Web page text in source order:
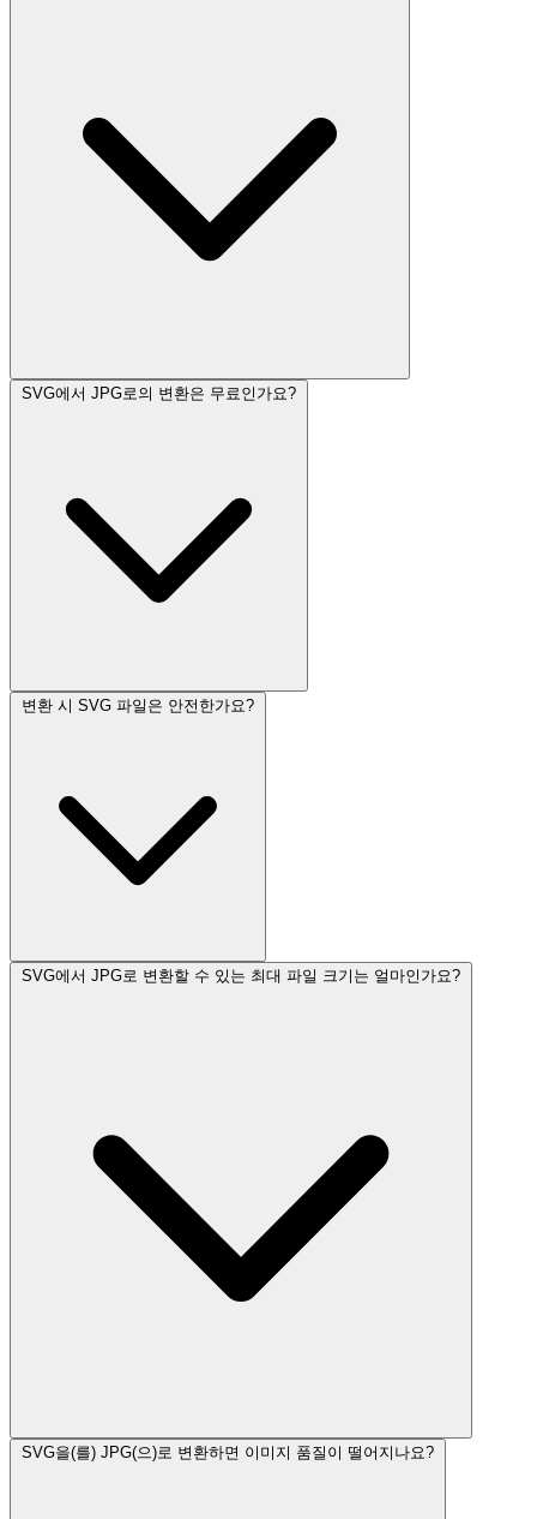
SVG에서 JPG로의 변환은 무료인가요?
변환 시 SVG 파일은 안전한가요?
SVG에서 JPG로 변환할 수 있는 최대 파일 크기는 얼마인가요?
SVG을(를) JPG(으)로 변환하면 이미지 품질이 떨어지나요?